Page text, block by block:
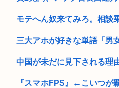
【高市】高市親衛隊、「〇〇(？
者を...
【画像】アフリカ人「白人は俺
www
モテへん奴来てみろ。相談
三大アホが好きな単語「男
中国が未だに見下される理
『スマホFPS』←こいつが